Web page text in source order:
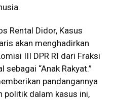
Rental Didor, Kasus
akan menghadirkan
III DPR RI dari Fraksi
sebagai “Anak Rakyat.”
pandangannya
politik dalam kasus ini,